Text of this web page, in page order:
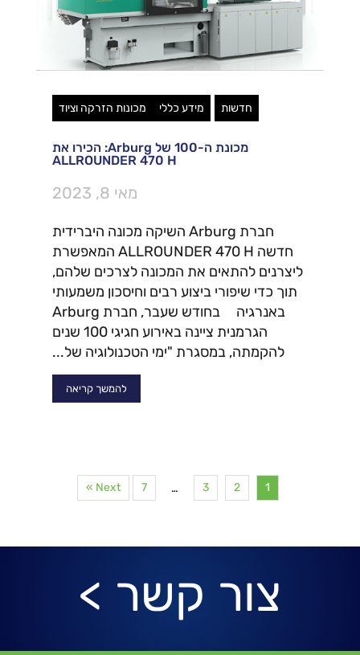
חדשות מידע כללי מכונות הזרקה וציוד
מכונת ה-100 של Arburg: הכירו את
ALLROUNDER 470 H
מאי 8, 2023
חברת Arburg השיקה מכונה היברידית
חדשה ALLROUNDER 470 H המאפשרת
ליצרנים להתאים את המכונה לצרכים שלהם,
תוך כדי שיפורי ביצוע רבים וחיסכון משמעותי
באנרגיה בחודש שעבר, חברת Arburg
הגרמנית ציינה באירוע חגיגי 100 שנים
להקמתה, במסגרת "ימי הטכנולוגיה של...
להמשך קריאה
1
2
3
…
7
Next »
צור קשר >